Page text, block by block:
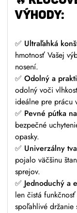
VÝHODY:
✅ Ultraľahká
hmotnosť Vašej
nosení.
✅ Odolný a
odolný voči
ideálne pre prácu
✅ Pevné pútka
bezpečné
opasky.
✅ Univerzálny
pojalo väčšinu
sprejov.
✅ Jednoduchý a
len čistá
spoľahlivé držanie